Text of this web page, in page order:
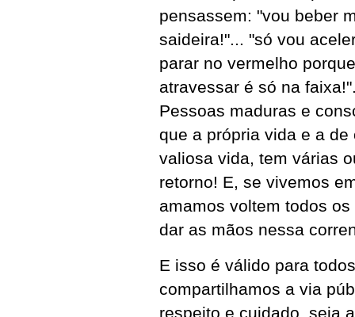
pensassem: "vou beber
saideira!"... "só vou
parar no vermelho
atravessar é só na
Pessoas maduras e
que a própria vida e a
valiosa vida, tem várias
retorno! E, se vivemos
amamos voltem todos
dar as mãos nessa
E isso é válido para
compartilhamos a via
respeito e cuidado, seja